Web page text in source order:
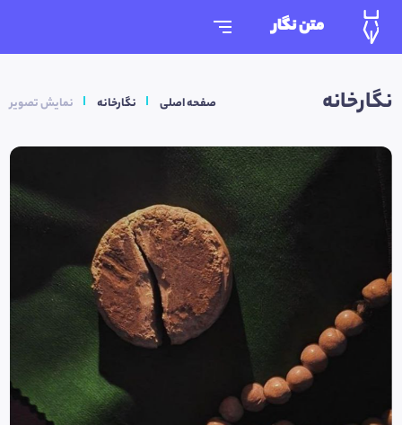
متن نگار
نگارخانه صفحه اصلی نگارخانه نمایش تصویر